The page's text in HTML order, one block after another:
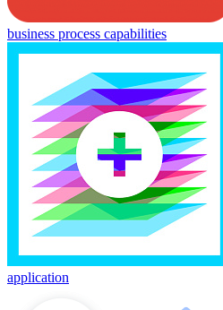
business process capabilities
application